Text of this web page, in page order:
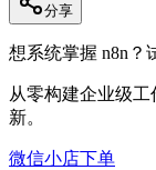
分享
想系统掌握 n8n？
从零构建企业级
新。
微信小店下单